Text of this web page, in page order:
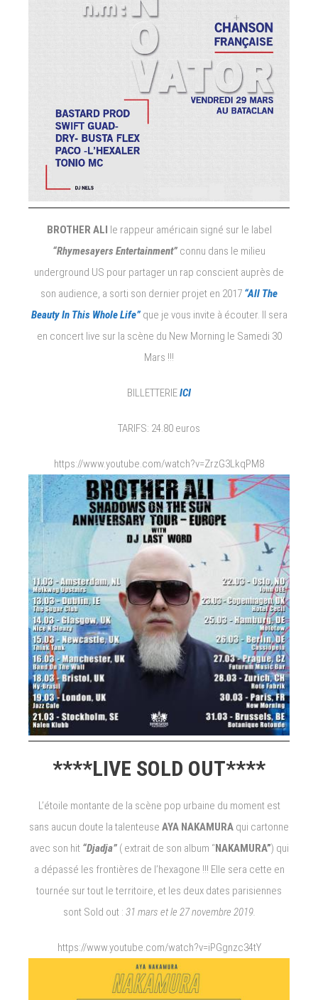
BROTHER ALI le rappeur américain signé sur le label
“Rhymesayers Entertainment” connu dans le milieu
underground US pour partager un rap conscient auprès de
son audience, a sorti son dernier projet en 2017 “All The
Beauty In This Whole Life” que je vous invite à écouter. Il sera
en concert live sur la scène du New Morning le Samedi 30
Mars !!!
BILLETTERIEICI
TARIFS: 24.80 euros
https://www.youtube.com/watch?v=ZrzG3LkqPM8
****LIVE SOLD OUT****
L’étoile montante de la scène pop urbaine du moment est
sans aucun doute la talenteuse AYA NAKAMURA qui cartonne
avec son hit “Djadja” ( extrait de son album “NAKAMURA”) qui
a dépassé les frontières de l’hexagone !!! Elle sera cette en
tournée sur tout le territoire, et les deux dates parisiennes
sont Sold out : 31 mars et le 27 novembre 2019.
https://www.youtube.com/watch?v=iPGgnzc34tY